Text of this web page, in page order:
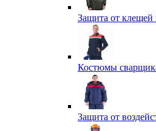
Защита от клещей
Костюмы
Защита от